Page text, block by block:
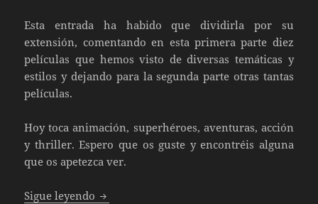
Esta entrada ha habido que dividirla por su
extensión, comentando en esta primera parte diez
películas que hemos visto de diversas temáticas y
estilos y dejando para la segunda parte otras tantas
películas.
Hoy toca animación, superhéroes, aventuras, acción
y thriller. Espero que os guste y encontréis alguna
que os apetezca ver.
Sigue leyendo Cine en Píldoras Especial Invierno 1ª parte